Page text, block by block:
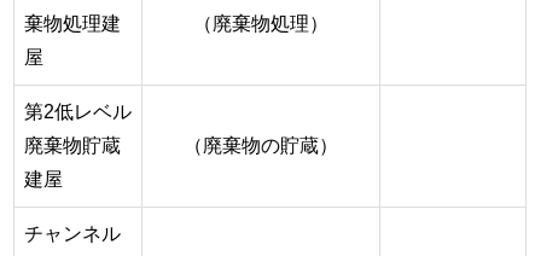
棄物処理建
屋
（廃棄物処理）
第2低レベル
廃棄物貯蔵
建屋
（廃棄物の貯蔵）
チャンネル